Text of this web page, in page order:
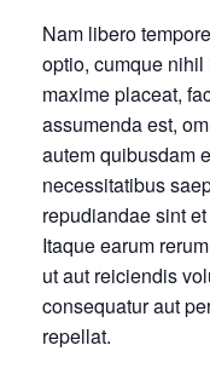
Nam libero
optio, cumque
maxime placeat,
assumenda est,
autem quibusdam
necessitatibus
repudiandae sint
Itaque earum
ut aut reiciendis
consequatur aut
repellat.